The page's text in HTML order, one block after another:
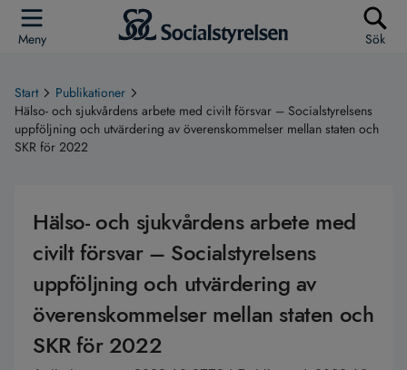
Meny Sök
Start
Publikationer
Hälso- och sjukvårdens arbete med civilt försvar – Socialstyrelsens
uppföljning och utvärdering av överenskommelser mellan staten och
SKR för 2022
Hälso- och sjukvårdens arbete med
civilt försvar – Socialstyrelsens
uppföljning och utvärdering av
överenskommelser mellan staten och
SKR för 2022